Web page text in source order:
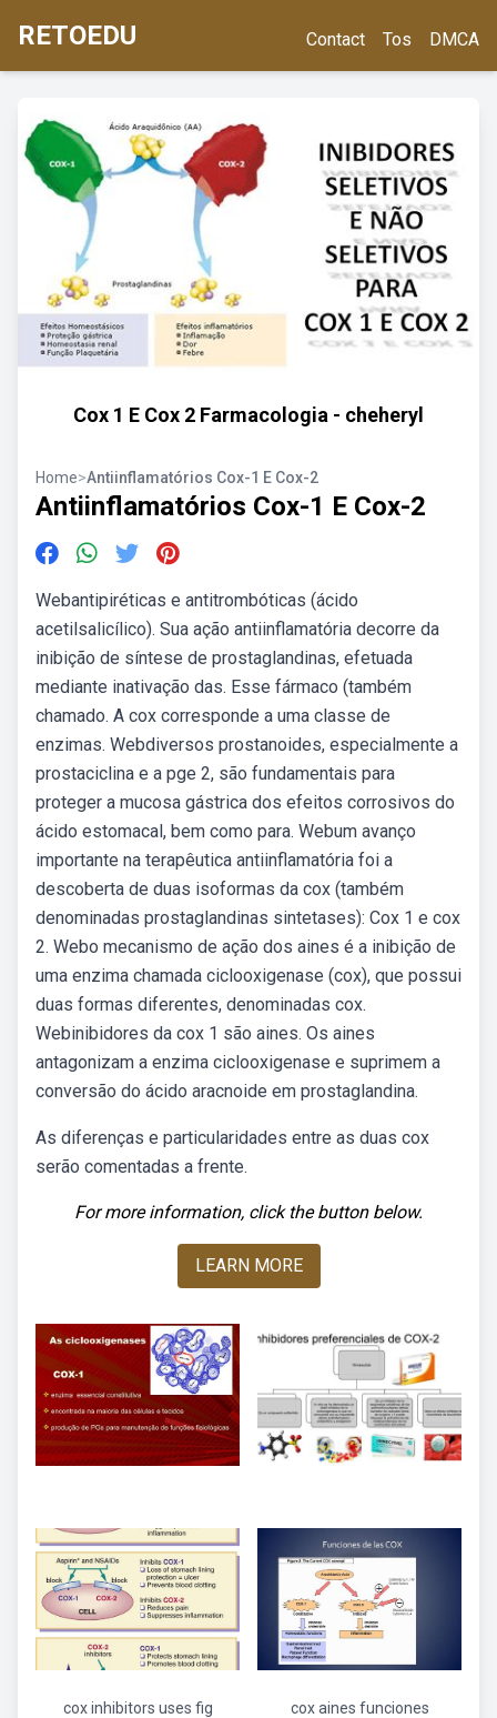
RETOEDU Contact Tos DMCA
Cox 1 E Cox 2 Farmacologia - cheheryl
Home>Antiinflamatórios Cox-1 E Cox-2
Antiinflamatórios Cox-1 E Cox-2
Webantipiréticas e antitrombóticas (ácido
acetilsalicílico). Sua ação antiinflamatória decorre da
inibição de síntese de prostaglandinas, efetuada
mediante inativação das. Esse fármaco (também
chamado. A cox corresponde a uma classe de
enzimas. Webdiversos prostanoides, especialmente a
prostaciclina e a pge 2, são fundamentais para
proteger a mucosa gástrica dos efeitos corrosivos do
ácido estomacal, bem como para. Webum avanço
importante na terapêutica antiinflamatória foi a
descoberta de duas isoformas da cox (também
denominadas prostaglandinas sintetases): Cox 1 e cox
2. Webo mecanismo de ação dos aines é a inibição de
uma enzima chamada ciclooxigenase (cox), que possui
duas formas diferentes, denominadas cox.
Webinibidores da cox 1 são aines. Os aines
antagonizam a enzima ciclooxigenase e suprimem a
conversão do ácido aracnoide em prostaglandina.
As diferenças e particularidades entre as duas cox
serão comentadas a frente.
For more information, click the button below.
LEARN MORE
cox inhibitors uses fig
cox aines funciones